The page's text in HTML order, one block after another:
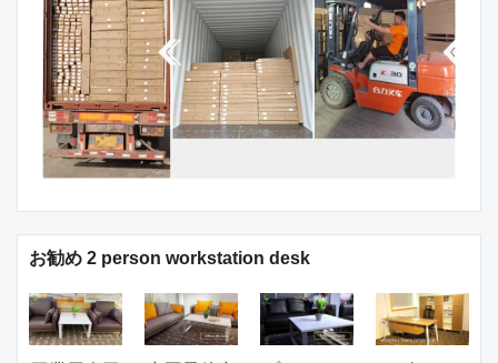
お勧め 2 person workstation desk